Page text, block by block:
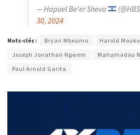
— Hapoel Be'er Sheva
30, 2024
Mots-clés : Bryan Mbeumo
Harold
Joseph Jonathan Ngwem
Mahamadou
Paul Arnold Garita